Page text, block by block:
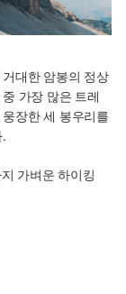
대한 암봉의 정상
가장 많은 트레
장한 세 봉우리를
가벼운 하이킹